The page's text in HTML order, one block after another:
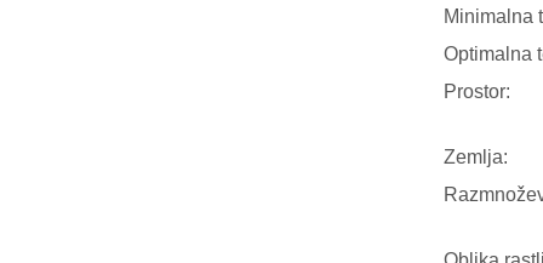
Minimalna
Optimalna
Prostor:
Zemlja: